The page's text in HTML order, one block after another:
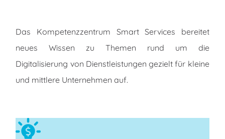
Das Kompetenzzentrum Smart Services bereitet
neues Wissen zu Themen rund um die
Digitalisierung von Dienstleistungen gezielt für kleine
und mittlere Unternehmen auf.